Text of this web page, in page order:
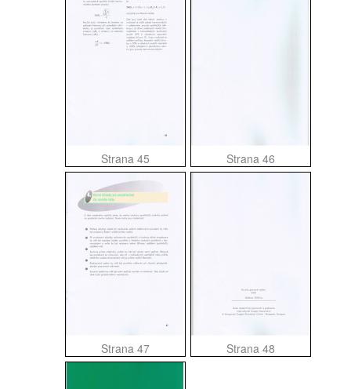
Strana 45 Strana 46
Strana 47 Strana 48